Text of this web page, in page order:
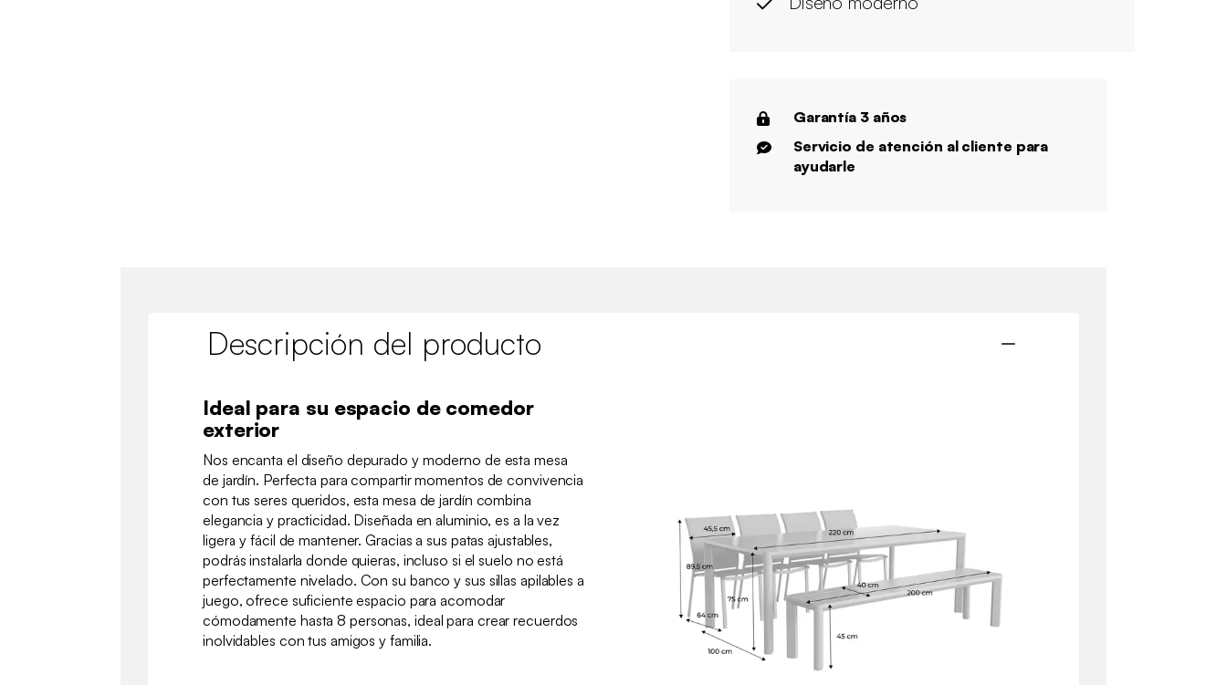
Garantía 3 años
Servicio de atención al cliente para
ayudarle
Descripción del producto
Ideal para su espacio de comedor
exterior
Nos encanta el diseño depurado y moderno de esta mesa
de jardín. Perfecta para compartir momentos de convivencia
con tus seres queridos, esta mesa de jardín combina
elegancia y practicidad. Diseñada en aluminio, es a la vez
ligera y fácil de mantener. Gracias a sus patas ajustables,
podrás instalarla donde quieras, incluso si el suelo no está
perfectamente nivelado. Con su banco y sus sillas apilables a
juego, ofrece suficiente espacio para acomodar
cómodamente hasta 8 personas, ideal para crear recuerdos
inolvidables con tus amigos y familia.